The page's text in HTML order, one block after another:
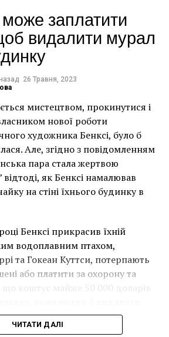
заплатити
видалити мурал
26 Травня, 2023
мистецтвом, прокинутися і
нової роботи
художника Бенксі, було б
Але, згідно з повідомленням
пара стала жертвою
як Бенксі намалював
на стіні їхнього будинку в
Бенксі прикрасив їхній
водоплавним птахом,
та Гокеан Куттси, потерпають
або платити за охорону та
що коштує майже 50 000 доларів
до чверті мільйона
ЧИТАТИ ДАЛІ